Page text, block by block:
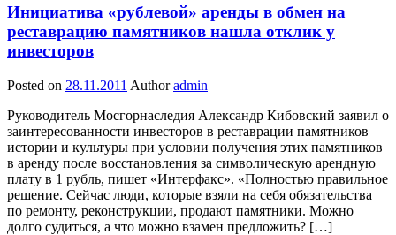
Инициатива «рублевой» аренды в обмен на
реставрацию памятников нашла отклик у
инвесторов
Posted on 28.11.2011 Author admin
Руководитель Мосгорнаследия Александр Кибовский заявил о
заинтересованности инвесторов в реставрации памятников
истории и культуры при условии получения этих памятников
в аренду после восстановления за символическую арендную
плату в 1 рубль, пишет «Интерфакс». «Полностью правильное
решение. Сейчас люди, которые взяли на себя обязательства
по ремонту, реконструкции, продают памятники. Можно
долго судиться, а что можно взамен предложить? […]